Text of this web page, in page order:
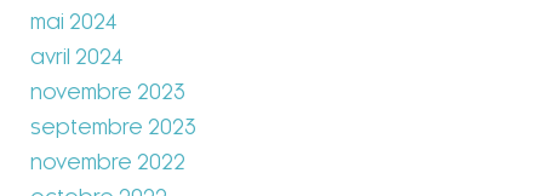
mai 2024
avril 2024
novembre 2023
septembre 2023
novembre 2022